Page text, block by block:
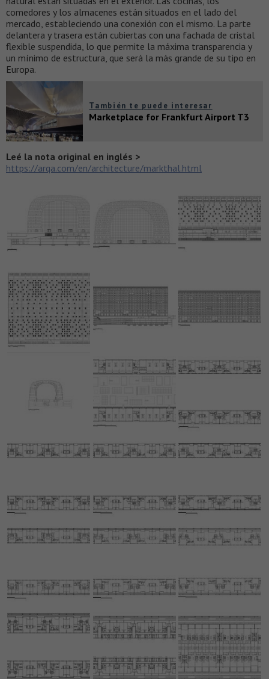
comedores y los almacenes están situados en el lado del
mercado, estableciendo una conexión con el mismo. La parte
delantera y trasera están cubiertas con una fachada de cristal
flexible suspendida, lo que permite la máxima transparencia y
un mínimo de estructura, que será la más grande de su tipo en
Europa.
También te puede interesar
Marketplace for Frankfurt Airport T3
Leé la nota original en inglés >
https://arqa.com/en/architecture/markthal.html